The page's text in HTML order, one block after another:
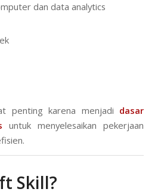
dan data analytics
penting karena menjadi dasar
untuk menyelesaikan pekerjaan
Skill?